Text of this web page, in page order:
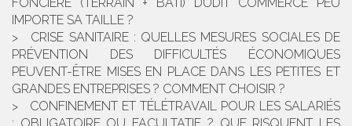
IMPORTE SA TAILLE ?
CRISE SANITAIRE : QUELLES MESURES SOCIALES DE
PRÉVENTION DES DIFFICULTÉS ÉCONOMIQUES
PEUVENT-ÊTRE MISES EN PLACE DANS LES PETITES ET
GRANDES ENTREPRISES ? COMMENT CHOISIR ?
CONFINEMENT ET TÉLÉTRAVAIL POUR LES SALARIÉS